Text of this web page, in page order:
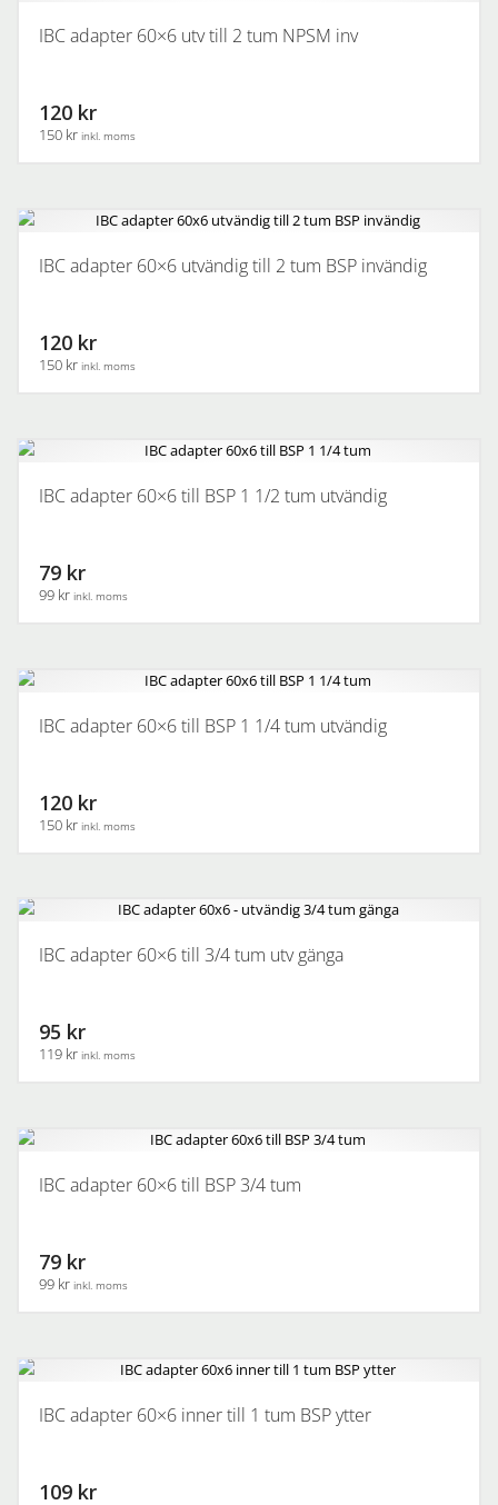
IBC adapter 60×6 utv till 2 tum NPSM inv
120 kr
150 kr inkl. moms
IBC adapter 60×6 utvändig till 2 tum BSP invändig
120 kr
150 kr inkl. moms
IBC adapter 60×6 till BSP 1 1/2 tum utvändig
79 kr
99 kr inkl. moms
IBC adapter 60×6 till BSP 1 1/4 tum utvändig
120 kr
150 kr inkl. moms
IBC adapter 60×6 till 3/4 tum utv gänga
95 kr
119 kr inkl. moms
IBC adapter 60×6 till BSP 3/4 tum
79 kr
99 kr inkl. moms
IBC adapter 60×6 inner till 1 tum BSP ytter
109 kr